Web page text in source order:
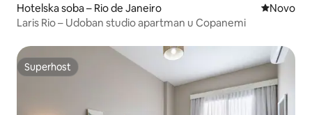
Hotelska soba – Rio de Janeiro Novi
Novo
Laris Rio – Udoban studio apartman u Copanemi
Superhost
Superhost